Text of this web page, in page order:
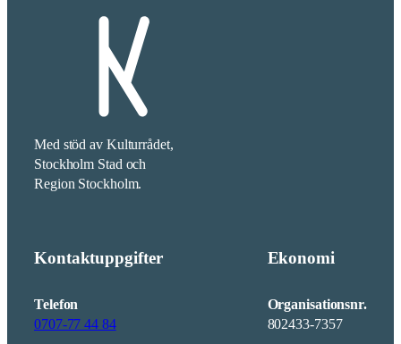
Med stöd av Kulturrådet,
Stockholm Stad och
Region Stockholm.
Kontaktuppgifter
Telefon
0707-77 44 84
Ekonomi
Organisationsnr.
802433-7357